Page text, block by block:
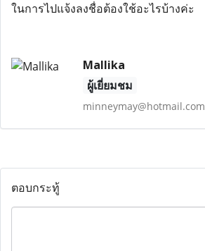
ในการไปแจ้งลงชื่อต้องใช้อะไรบ้างค่ะ
Mallika
ผู้เยี่ยมชม
minneymay@hotmail.com
ตอบกระทู้